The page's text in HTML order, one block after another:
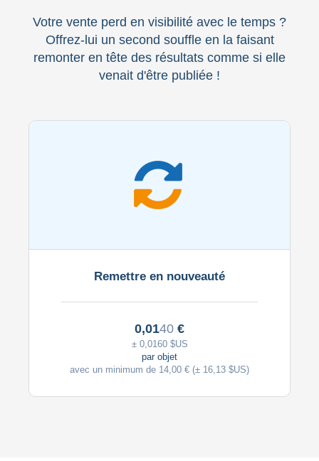
Votre vente perd en visibilité avec le temps ?
Offrez-lui un second souffle en la faisant
remonter en tête des résultats comme si elle
venait d'être publiée !
Remettre en nouveauté
0,0140 €
± 0,0160$US
par objet
avec un minimum de 14,00 € (± 16,13 $US)